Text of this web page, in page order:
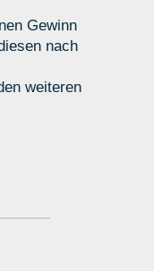
Gewinn
nach
weiteren